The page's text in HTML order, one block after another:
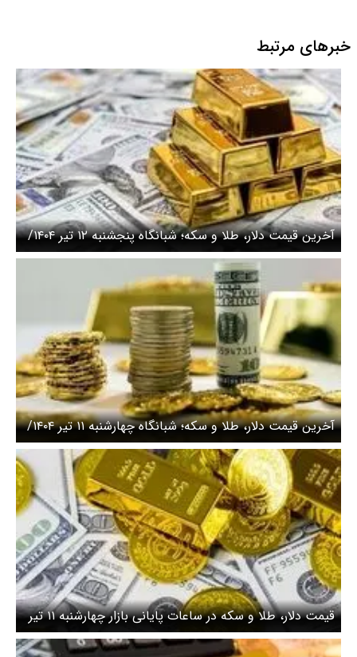
خبرهای مرتبط
آخرین قیمت دلار، طلا و سکه؛ شبانگاه پنجشنبه ۱۲ تیر ۱۴۰۴/
صعود قیمت سکه متوقف شد
آخرین قیمت دلار، طلا و سکه؛ شبانگاه چهارشنبه ۱۱ تیر ۱۴۰۴/
قیمت طلا دست فرمان عوض کرد
قیمت دلار، طلا و سکه در ساعات پایانی بازار چهارشنبه ۱۱ تیر
۱۴۰۴/ قیمت طلا عقب نشست